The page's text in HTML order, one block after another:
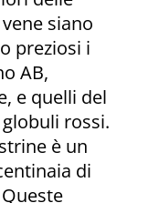
siano
preziosi i
AB,
e quelli del
rossi.
è un
di